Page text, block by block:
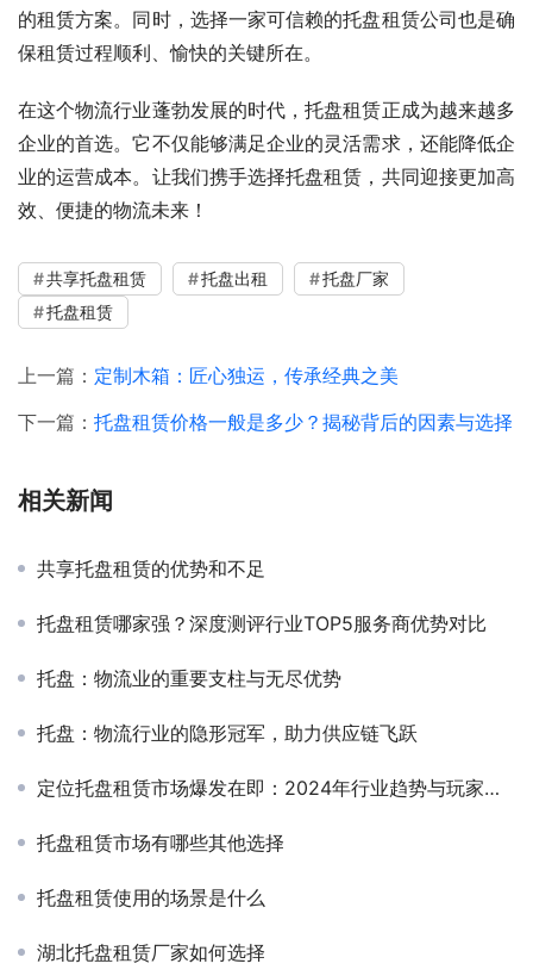
的租赁方案。同时，选择一家可信赖的托盘租赁公司也是确
保租赁过程顺利、愉快的关键所在。
在这个物流行业蓬勃发展的时代，托盘租赁正成为越来越多
企业的首选。它不仅能够满足企业的灵活需求，还能降低企
业的运营成本。让我们携手选择托盘租赁，共同迎接更加高
效、便捷的物流未来！
共享托盘租赁 托盘出租
托盘厂家
托盘租赁
上一篇： 定制木箱：匠心独运，传承经典之美
下一篇： 托盘租赁价格一般是多少？揭秘背后的因素与选择
相关新闻
共享托盘租赁的优势和不足
托盘租赁哪家强？深度测评行业TOP5服务商优势对比
托盘：物流业的重要支柱与无尽优势
托盘：物流行业的隐形冠军，助力供应链飞跃
定位托盘租赁市场爆发在即：2024年行业趋势与玩家布局分析
托盘租赁市场有哪些其他选择
托盘租赁使用的场景是什么
湖北托盘租赁厂家如何选择